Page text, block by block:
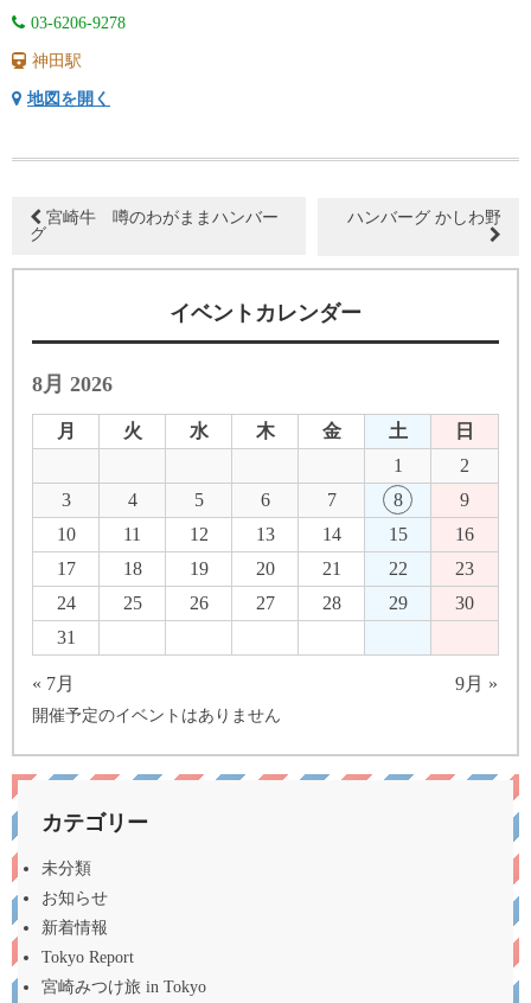
03-6206-9278
神田駅
地図を開く
宮崎牛 噂のわがままハンバー
グ
ハンバーグ かしわ野
イベントカレンダー
8月 2026
月 火 水 木 金 土
日
1
2
3
4 5 6 7 8
9
10
11 12 13 14 15
16
17
18 19 20 21 22
23
24
25 26 27 28 29
30
31
« 7月 9月 »
開催予定のイベントはありません
カテゴリー
未分類
お知らせ
新着情報
Tokyo Report
宮崎みつけ旅 in Tokyo